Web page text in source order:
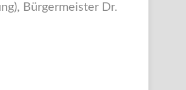
Bürgermeister Dr.